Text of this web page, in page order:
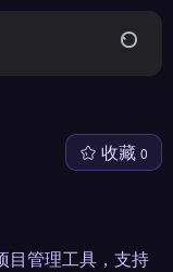
收藏 0
目管理工具，支持